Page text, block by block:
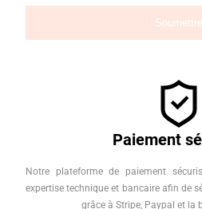
Paiement
Notre plateforme de paiement
expertise technique et bancaire afin de
grâce à Stripe, Paypal et la